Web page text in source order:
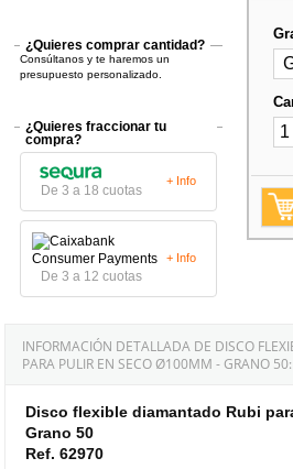
¿Quieres comprar cantidad?
Consúltanos y te haremos un
presupuesto personalizado.
¿Quieres fraccionar tu
compra?
De 3 a 18 cuotas
+ Info
De 3 a 12 cuotas
+ Info
INFORMACIÓN DETALLADA DE DISCO
PARA PULIR EN SECO Ø100MM - GRANO 50:
Disco flexible diamantado Rubi
Grano 50
Ref. 62970